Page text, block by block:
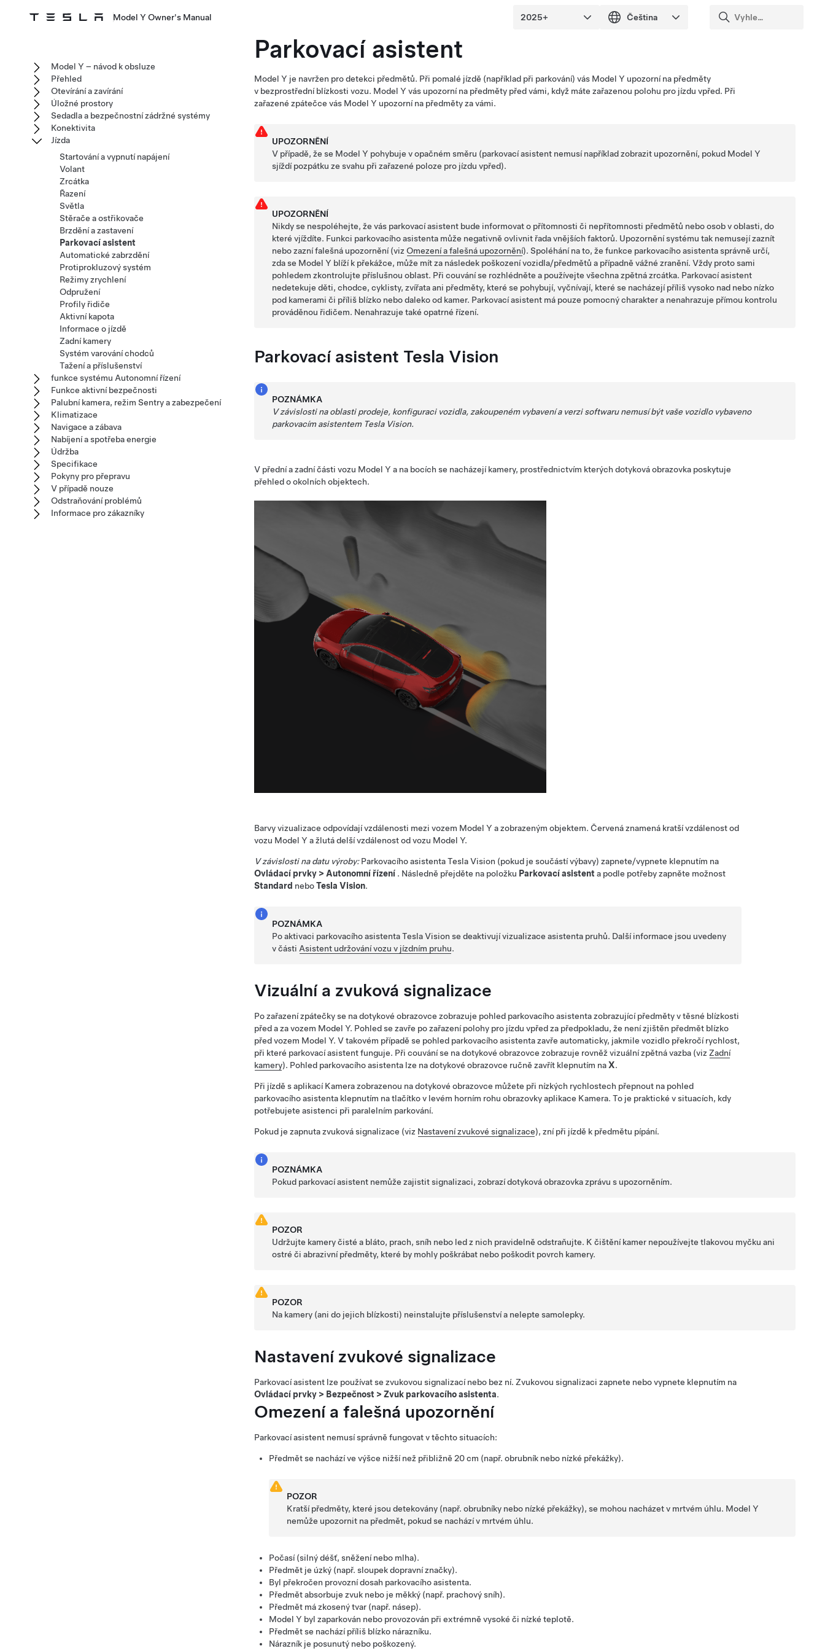
Model Y Owner's Manual
Parkovací asistent
Model Y je navržen pro detekci předmětů. Při pomalé jízdě (například při parkování) vás Model Y upozorní na předměty
v bezprostřední blízkosti vozu. Model Y vás upozorní na předměty před vámi, když máte zařazenou polohu pro jízdu vpřed. Při
zařazené zpátečce vás Model Y upozorní na předměty za vámi.
UPOZORNĚNÍ
V případě, že se Model Y pohybuje v opačném směru (parkovací asistent nemusí například zobrazit upozornění, pokud Model Y
sjíždí pozpátku ze svahu při zařazené poloze pro jízdu vpřed).
UPOZORNĚNÍ
Nikdy se nespoléhejte, že vás parkovací asistent bude informovat o přítomnosti či nepřítomnosti předmětů nebo osob v oblasti, do
které vjíždíte. Funkci parkovacího asistenta může negativně ovlivnit řada vnějších faktorů. Upozornění systému tak nemusejí zaznít
nebo zazní falešná upozornění (vizOmezení a falešná upozornění). Spoléhání na to, že funkce parkovacího asistenta správně určí,
zda se Model Y blíží k překážce, může mít za následek poškození vozidla/předmětů a případně vážné zranění. Vždy proto sami
pohledem zkontrolujte příslušnou oblast. Při couvání se rozhlédněte a používejte všechna zpětná zrcátka. Parkovací asistent
nedetekuje děti, chodce, cyklisty, zvířata ani předměty, které se pohybují, vyčnívají, které se nacházejí příliš vysoko nad nebo nízko
pod kamerami či příliš blízko nebo daleko od kamer. Parkovací asistent má pouze pomocný charakter a nenahrazuje přímou kontrolu
prováděnou řidičem. Nenahrazuje také opatrné řízení.
Parkovací asistent Tesla Vision
POZNÁMKA
V závislosti na oblasti prodeje, konfiguraci vozidla, zakoupeném vybavení a verzi softwaru nemusí být vaše vozidlo vybaveno
parkovacím asistentem Tesla Vision.
V přední a zadní části vozu Model Y a na bocích se nacházejí kamery, prostřednictvím kterých dotyková obrazovka poskytuje
přehled o okolních objektech.
Barvy vizualizace odpovídají vzdálenosti mezi vozem Model Y a zobrazeným objektem. Červená znamená kratší vzdálenost od
vozu Model Y a žlutá delší vzdálenost od vozu Model Y.
V závislosti na datu výroby:Parkovacího asistenta Tesla Vision (pokud je součástí výbavy) zapnete/vypnete klepnutím na
Ovládací prvky > Autonomní řízení . Následně přejděte na položku Parkovací asistent a podle potřeby zapněte možnost
Standard neboTesla Vision.
POZNÁMKA
Po aktivaci parkovacího asistenta Tesla Vision se deaktivují vizualizace asistenta pruhů. Další informace jsou uvedeny
v části Asistent udržování vozu v jízdním pruhu.
Vizuální a zvuková signalizace
Po zařazení zpátečky se nadotykové obrazovce zobrazuje pohled parkovacího asistenta zobrazující předměty v těsné blízkosti
před a za vozem Model Y. Pohled se zavře po zařazení polohy pro jízdu vpřed za předpokladu, že není zjištěn předmět blízko
před vozem Model Y. V takovém případě se pohled parkovacího asistenta zavře automaticky, jakmile vozidlo překročí rychlost,
při které parkovací asistent funguje. Při couvání se na dotykové obrazovce zobrazuje rovněž vizuální zpětná vazba (viz Zadní
kamery). Pohled parkovacího asistenta lze na dotykové obrazovce ručně zavřít klepnutím naX.
Při jízdě s aplikací Kamera zobrazenou na dotykové obrazovce můžete při nízkých rychlostech přepnout na pohled
parkovacího asistenta klepnutím na tlačítko v levém horním rohu obrazovky aplikace Kamera. To je praktické v situacích, kdy
potřebujete asistenci při paralelním parkování.
Pokud je zapnuta zvuková signalizace (viz Nastavení zvukové signalizace), zní při jízdě k předmětu pípání.
POZNÁMKA
Pokud parkovací asistent nemůže zajistit signalizaci, zobrazídotyková obrazovkazprávu s upozorněním.
POZOR
Udržujte kamery čisté a bláto, prach, sníh nebo led z nich pravidelně odstraňujte. K čištění kamer nepoužívejte tlakovou myčku ani
ostré či abrazivní předměty, které by mohly poškrábat nebo poškodit povrch kamery.
POZOR
Na kamery (ani do jejich blízkosti) neinstalujte příslušenství a nelepte samolepky.
Nastavení zvukové signalizace
Parkovací asistent lze používat se zvukovou signalizací nebo bez ní. Zvukovou signalizaci zapnete nebo vypnete klepnutím na
Ovládací prvky > Bezpečnost > Zvuk parkovacího asistenta.
Omezení a falešná upozornění
Parkovací asistent nemusí správně fungovat v těchto situacích:
Předmět se nachází ve výšce nižší než přibližně 20 cm (např. obrubník nebo nízké překážky).
POZOR
Kratší předměty, které jsou detekovány (např. obrubníky nebo nízké překážky), se mohou nacházet v mrtvém úhlu. Model Y
nemůže upozornit na předmět, pokud se nachází v mrtvém úhlu.
Počasí (silný déšť, sněžení nebo mlha).
Předmět je úzký (např. sloupek dopravní značky).
Byl překročen provozní dosah parkovacího asistenta.
Předmět absorbuje zvuk nebo je měkký (např. prachový sníh).
Předmět má zkosený tvar (např. násep).
Model Y byl zaparkován nebo provozován při extrémně vysoké či nízké teplotě.
Předmět se nachází příliš blízko nárazníku.
Nárazník je posunutý nebo poškozený.
Model Y – návod k obsluze
Přehled
Otevírání a zavírání
Úložné prostory
Sedadla a bezpečnostní zádržné systémy
Konektivita
Jízda
Startování a vypnutí napájení
Volant
Zrcátka
Řazení
Světla
Stěrače a ostřikovače
Brzdění a zastavení
Parkovací asistent
Automatické zabrzdění
Protiprokluzový systém
Režimy zrychlení
Odpružení
Profily řidiče
Aktivní kapota
Informace o jízdě
Zadní kamery
Systém varování chodců
Tažení a příslušenství
funkce systému Autonomní řízení
Funkce aktivní bezpečnosti
Palubní kamera, režim Sentry a zabezpečení
Klimatizace
Navigace a zábava
Nabíjení a spotřeba energie
Údržba
Specifikace
Pokyny pro přepravu
V případě nouze
Odstraňování problémů
Informace pro zákazníky